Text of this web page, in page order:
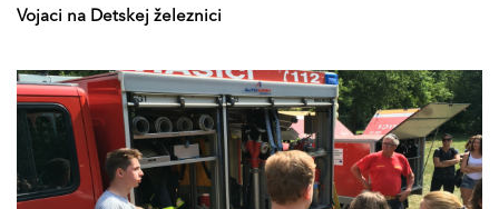
Vojaci na Detskej železnici